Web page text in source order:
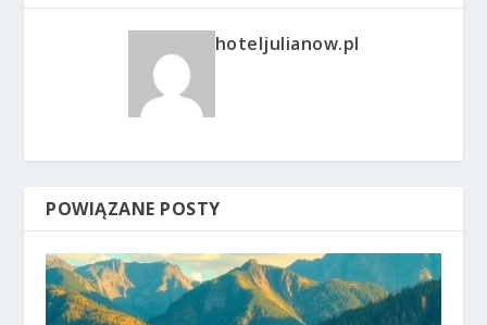
hoteljulianow.pl
POWIĄZANE POSTY